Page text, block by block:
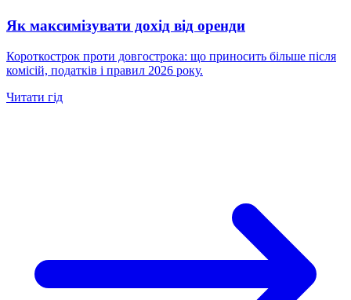
Як максимізувати дохід від оренди
Короткострок проти довгострока: що приносить більше після
комісій, податків і правил 2026 року.
Читати гід